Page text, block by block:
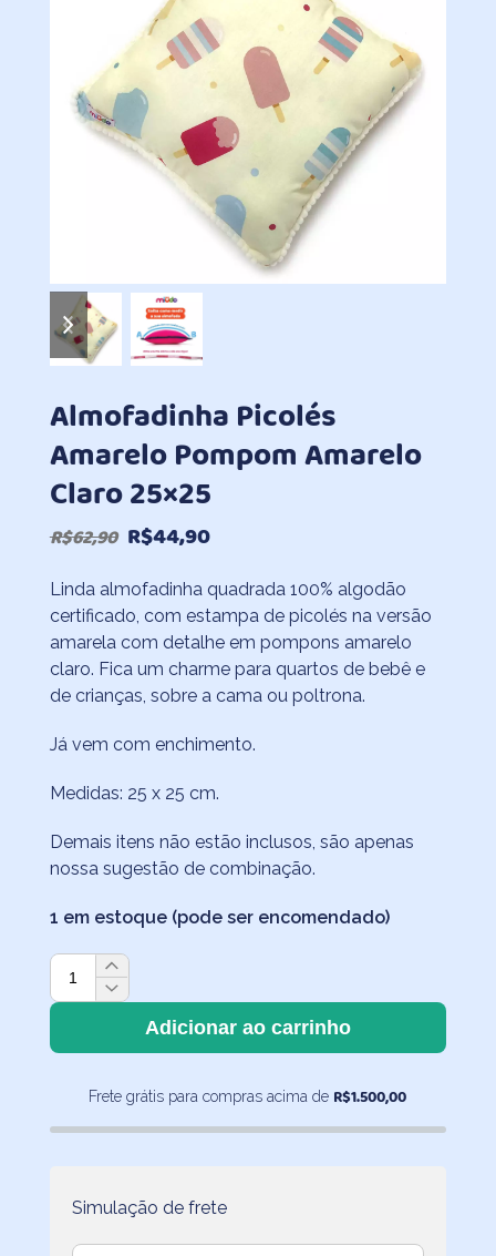
previous
slide
next
slide
Almofadinha Picolés
Amarelo Pompom Amarelo
Claro 25×25
R$62,90 O
original
era:
R$62,90.
R$44,90O
atual
é:
R$44,90.
Linda almofadinha quadrada 100% algodão
certificado, com estampa de picolés na versão
amarela com detalhe em pompons amarelo
claro. Fica um charme para quartos de bebê e
de crianças, sobre a cama ou poltrona.
Já vem com enchimento.
Medidas: 25 x 25 cm.
Demais itens não estão inclusos, são apenas
nossa sugestão de combinação.
1 em estoque (pode ser encomendado)
Almofadinha
Picolés
Pompom
Claro
25x25
Adicionar ao carrinho
Frete grátis para compras acima de R$1.500,00
Simulação de frete